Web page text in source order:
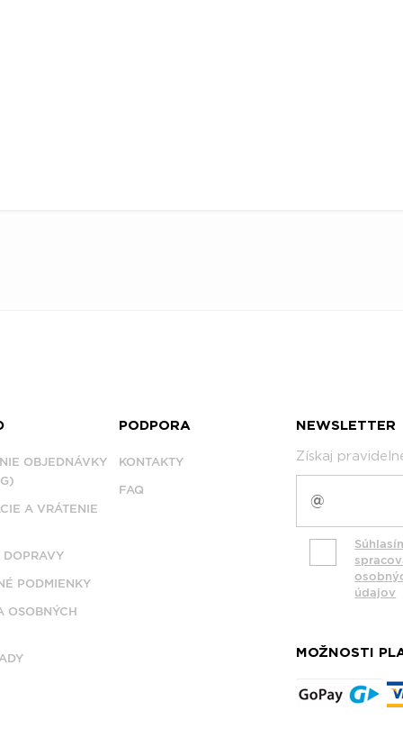
OBJEDNÁVKY
A VRÁTENIE
DOPRAVY
PODMIENKY
OSOBNÝCH
PODPORA
KONTAKTY
FAQ
NEWSLETTER
Získaj
údajov
MOŽNOSTI